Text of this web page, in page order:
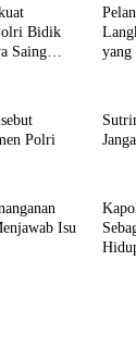
Bidik
Saing
yang
Polri
Isu